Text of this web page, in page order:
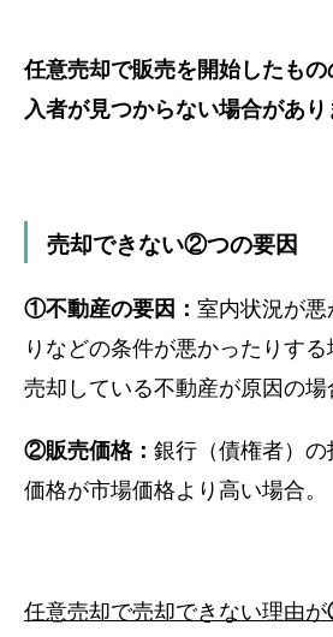
任意売却で販売を開始したもの
入者が見つからない場合があり
売却できない②つの要因
①不動産の要因： 室内状況が
りなどの条件が悪かったりす
売却している不動産が原因の場
②販売価格： 銀行（債権者）
価格が市場価格より高い場合。
任意売却で売却できない理由が